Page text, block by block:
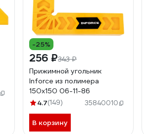
-25%
256 ₽343 ₽
Прижимной угольник
Inforce из полимера
150x150 06-11-86
4.7(149) 35840010
В корзину